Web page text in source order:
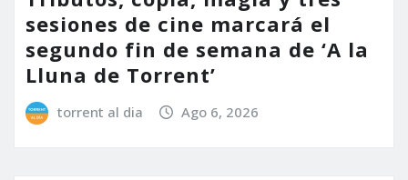
sesiones de cine marcará el
segundo fin de semana de ‘A la
Lluna de Torrent’
torrent al dia Ago 6, 2026